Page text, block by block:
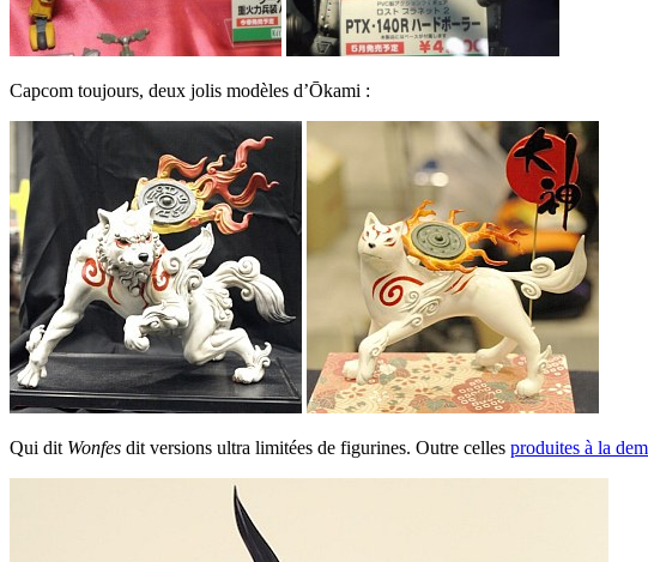
Capcom toujours, deux jolis modèles d’Ōkami :
Qui dit Wonfes dit versions ultra limitées de figurines. Outre celles produites à la